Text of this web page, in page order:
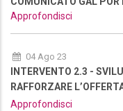
Approfondisci
04 Ago 23
INTERVENTO 2.3 -
RAFFORZARE
NUOVA RIAPERTURA
Approfondisci